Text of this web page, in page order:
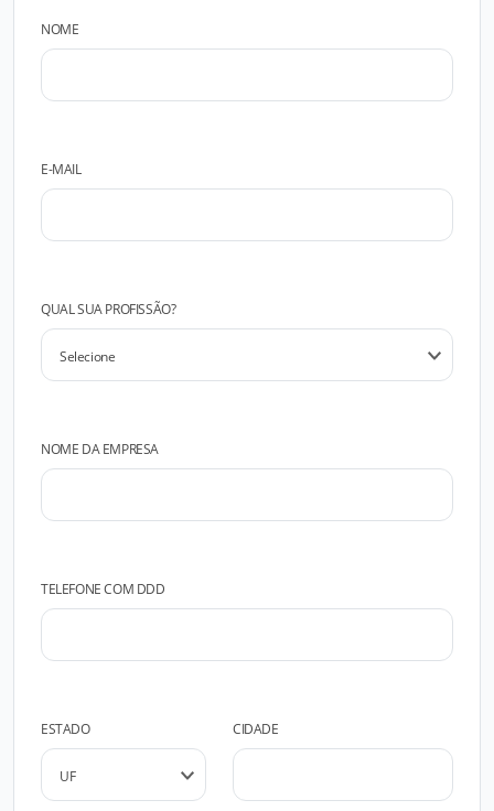
NOME
E-MAIL
QUAL SUA PROFISSÃO?
NOME DA EMPRESA
TELEFONE COM DDD
ESTADO CIDADE